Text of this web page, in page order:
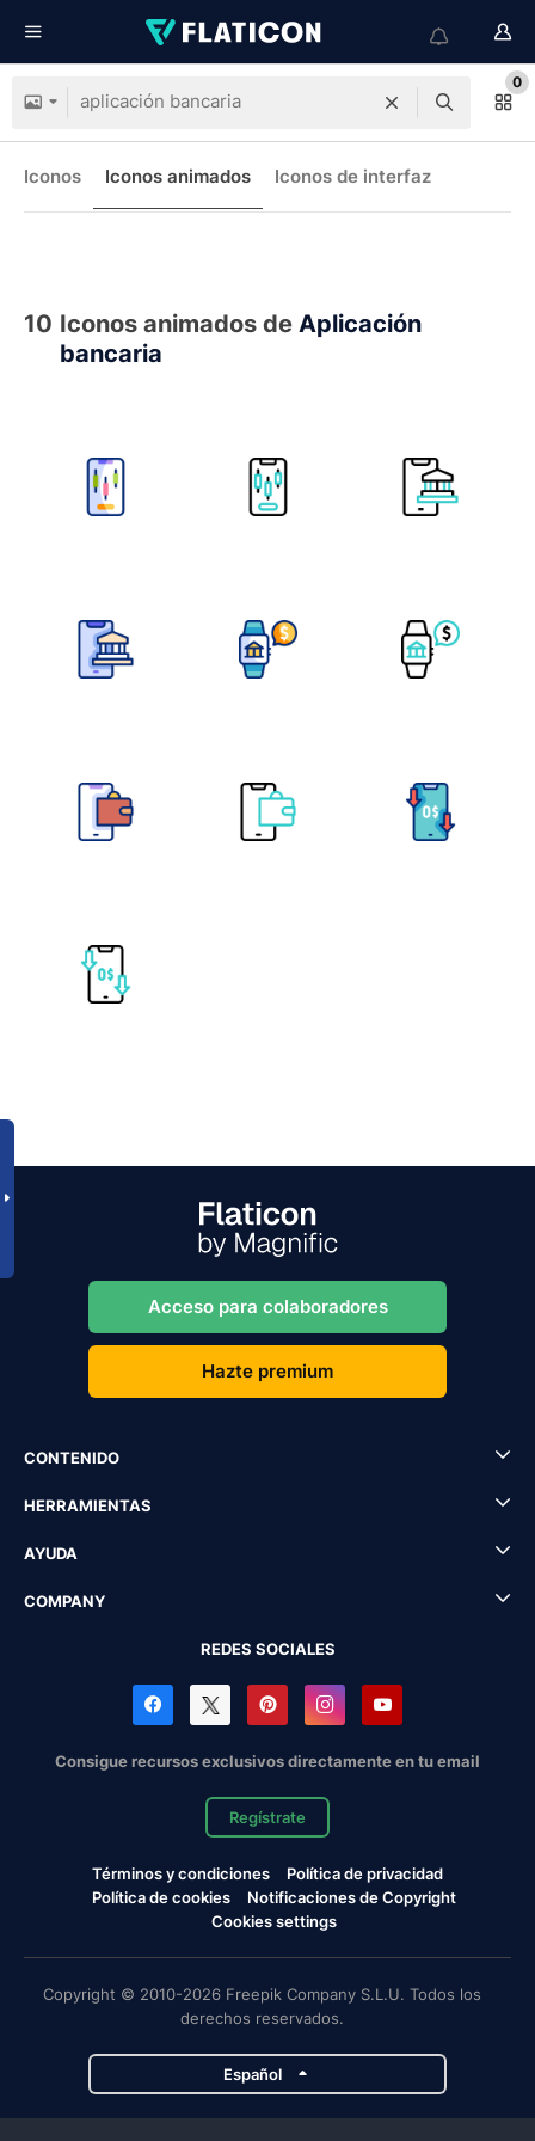
0
Iconos Iconos animados Iconos de interfaz
10 Iconos animados de Aplicación
bancaria
Acceso para colaboradores
Hazte premium
CONTENIDO
HERRAMIENTAS
AYUDA
COMPANY
REDES SOCIALES
Consigue recursos exclusivos directamente en tu email
Regístrate
Términos y condiciones
Política de privacidad
Política de cookies
Notificaciones de Copyright
Cookies settings
Copyright © 2010-2026 Freepik Company S.L.U. Todos los
derechos reservados.
Español